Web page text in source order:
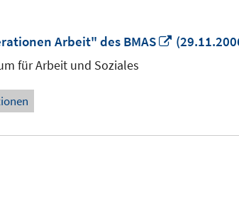
Arbeit" des BMAS
In
für Arbeit und Soziales